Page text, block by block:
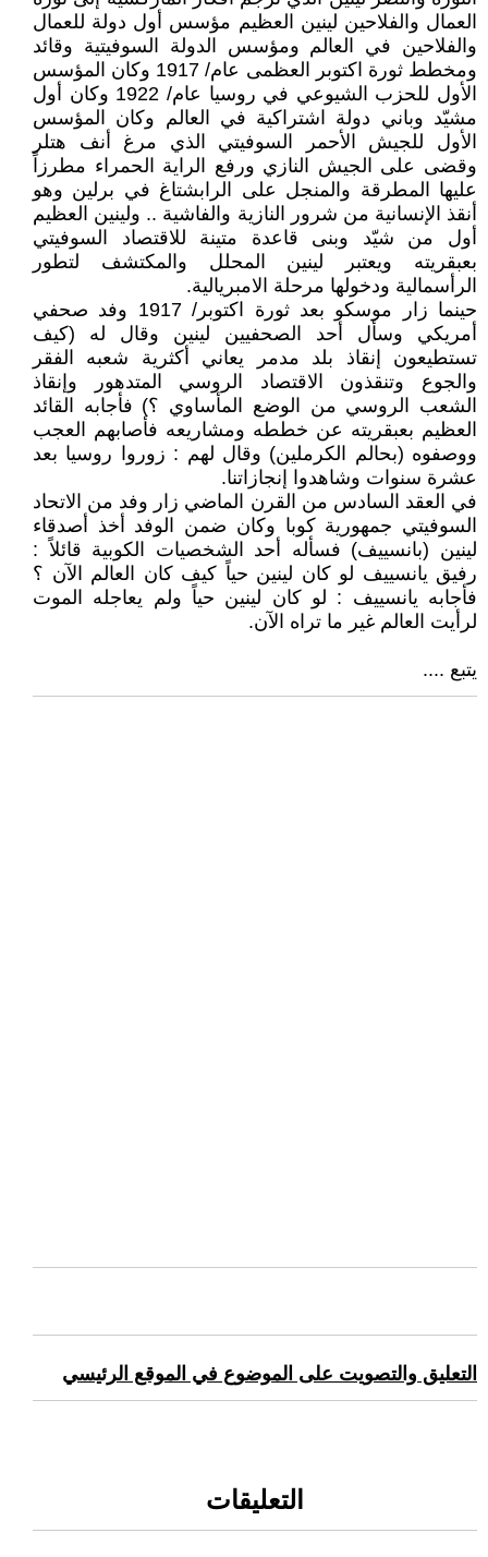
العمال والفلاحين لينين العظيم مؤسس أول دولة للعمال
والفلاحين في العالم ومؤسس الدولة السوفيتية وقائد
ومخطط ثورة اكتوبر العظمى عام/ 1917 وكان المؤسس
الأول للحزب الشيوعي في روسيا عام/ 1922 وكان أول
مشيّد وباني دولة اشتراكية في العالم وكان المؤسس
الأول للجيش الأحمر السوفيتي الذي مرغ أنف هتلر
وقضى على الجيش النازي ورفع الراية الحمراء مطرزاً
عليها المطرقة والمنجل على الرابشتاغ في برلين وهو
أنقذ الإنسانية من شرور النازية والفاشية .. ولينين العظيم
أول من شيّد وبنى قاعدة متينة للاقتصاد السوفيتي
بعبقريته ويعتبر لينين المحلل والمكتشف لتطور
الرأسمالية ودخولها مرحلة الامبريالية.
حينما زار موسكو بعد ثورة اكتوبر/ 1917 وفد صحفي
أمريكي وسأل أحد الصحفيين لينين وقال له (كيف
تستطيعون إنقاذ بلد مدمر يعاني أكثرية شعبه الفقر
والجوع وتنقذون الاقتصاد الروسي المتدهور وإنقاذ
الشعب الروسي من الوضع المأساوي ؟) فأجابه القائد
العظيم بعبقريته عن خططه ومشاريعه فأصابهم العجب
ووصفوه (بحالم الكرملين) وقال لهم : زوروا روسيا بعد
عشرة سنوات وشاهدوا إنجازاتنا.
في العقد السادس من القرن الماضي زار وفد من الاتحاد
السوفيتي جمهورية كوبا وكان ضمن الوفد أخذ أصدقاء
لينين (بانسييف) فسأله أحد الشخصيات الكوبية قائلاً :
رفيق يانسييف لو كان لينين حياً كيف كان العالم الآن ؟
فأجابه يانسييف : لو كان لينين حياً ولم يعاجله الموت
لرأيت العالم غير ما تراه الآن.
يتبع ....
التعليق والتصويت على الموضوع في الموقع الرئيسي
التعليقات